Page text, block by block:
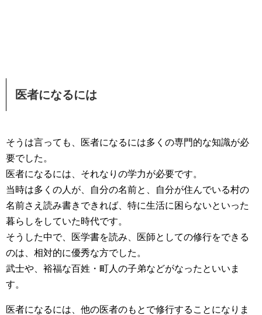
医者になるには
そうは言っても、医者になるには多くの専門的な知識が必
要でした。
医者になるには、それなりの学力が必要です。
当時は多くの人が、自分の名前と、自分が住んでいる村の
名前さえ読み書きできれば、特に生活に困らないといった
暮らしをしていた時代です。
そうした中で、医学書を読み、医師としての修行をできる
のは、相対的に優秀な方でした。
武士や、裕福な百姓・町人の子弟などがなったといいま
す。
医者になるには、他の医者のもとで修行することになりま